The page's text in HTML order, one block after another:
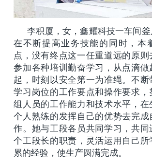
李积厦，女，鑫耀科技一车间
在不断提高业务技能的同时，本
点，没有终点这一任重道远的原则
参加各种培训勤奋学习，从点滴做
起，时刻以安全第一为准绳。不断
学习岗位的工作要点和操作要求，
组人员的工作能力和技术水平，在
个人熟练的发挥自己的优势去完成
作。她与工段各员共同学习，共同
个工段长的职责，灵活运用自己所
累的经验，使生产圆满完成。